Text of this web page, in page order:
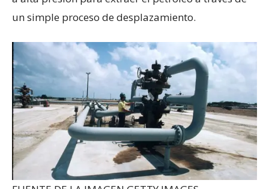
un simple proceso de desplazamiento.